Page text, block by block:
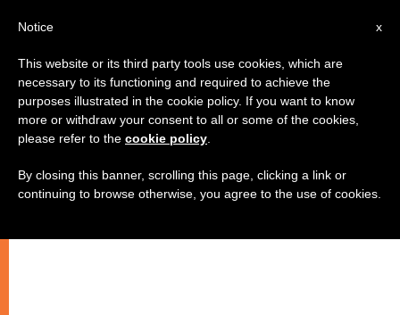
x
Notice
This website or its third party tools use cookies, which are
necessary to its functioning and required to achieve the
purposes illustrated in the cookie policy. If you want to know
more or withdraw your consent to all or some of the cookies,
please refer to the cookie policy
By closing this banner, scrolling this page, clicking a link or
continuing to browse otherwise, you agree to the use of cookies.